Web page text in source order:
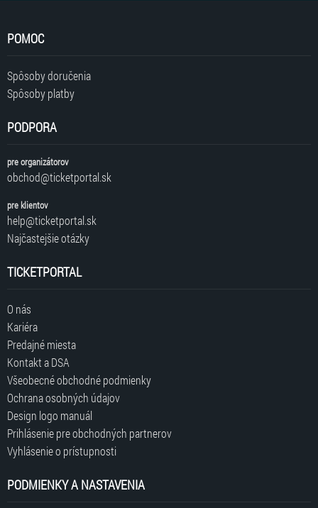
POMOC
Spôsoby doručenia
Spôsoby platby
PODPORA
pre organizátorov
obchod@ticketportal.sk
pre klientov
help@ticketportal.sk
Najčastejšie otázky
TICKETPORTAL
O nás
Kariéra
Predajné miesta
Kontakt a DSA
Všeobecné obchodné podmienky
Ochrana osobných údajov
Design logo manuál
Prihlásenie pre obchodných partnerov
Vyhlásenie o prístupnosti
PODMIENKY A NASTAVENIA